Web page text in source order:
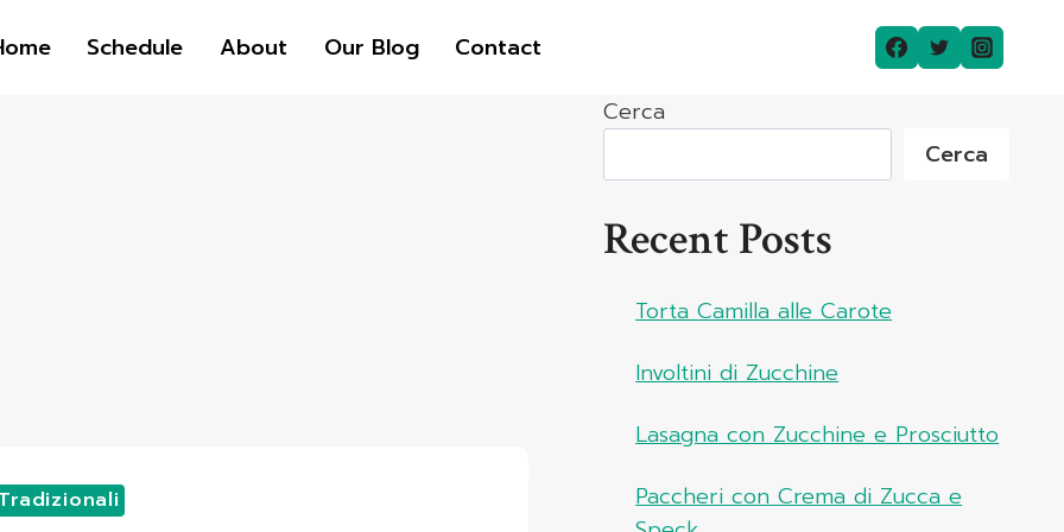
Schedule About Our Blog Contact
Cerca
Cerca
Recent Posts
Torta Camilla alle Carote
Involtini di Zucchine
Lasagna con Zucchine e Prosciutto
Paccheri con Crema di Zucca e